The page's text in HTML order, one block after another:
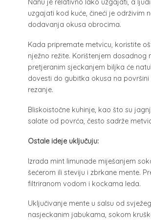
Nanu je relativno lako uzgajati, a
uzgajati kod kuće, čineći je održivim
dodavanja okusa obrocima.
Kada pripremate metvicu, koristite
nježno režite. Korištenjem dosadnog
pretjeranim sjeckanjem biljka će
dovesti do gubitka okusa na površini
rezanje.
Bliskoistočne kuhinje, kao što su
salate od povrća, često sadrže
Ostale ideje uključuju:
Izrada mint limunade miješanjem
šećerom ili steviju i zbrkane mente.
filtriranom vodom i kockama leda.
Uključivanje mente u salsu od
nasjeckanim jabukama, sokom